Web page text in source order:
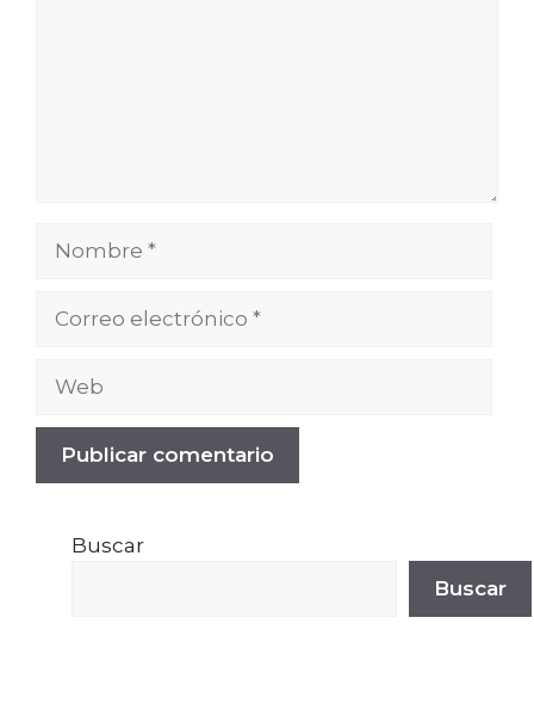
Buscar
Buscar